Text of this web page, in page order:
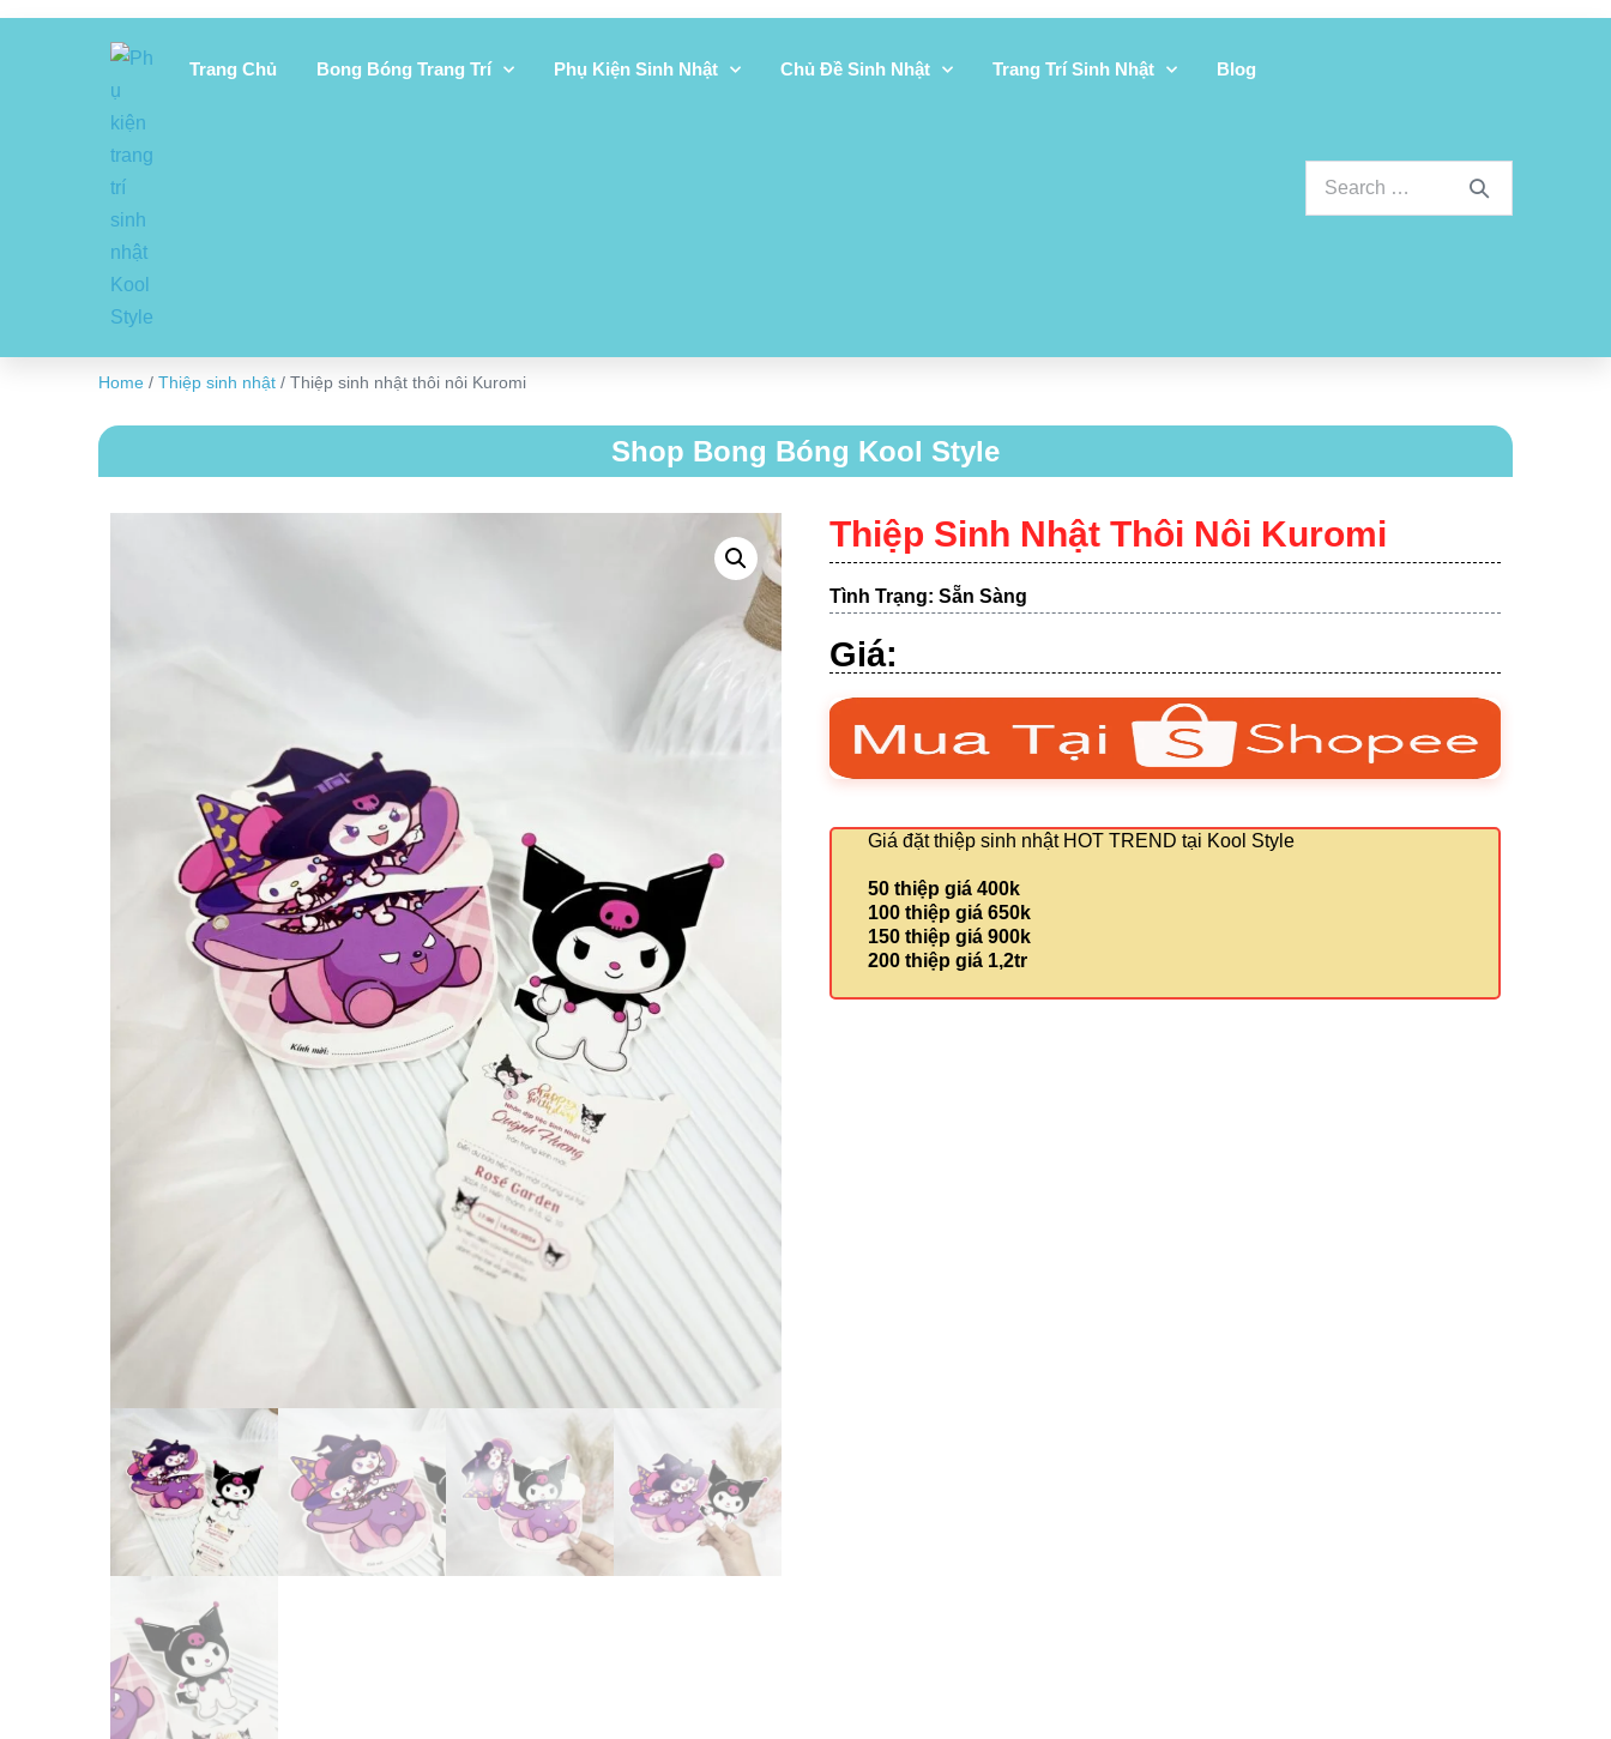
Trang Chủ Bong Bóng Trang Trí Phụ Kiện Sinh Nhật Chủ Đề Sinh Nhật Trang Trí Sinh Nhật Blog
Home / Thiệp sinh nhật / Thiệp sinh nhật thôi nôi Kuromi
Shop Bong Bóng Kool Style
Thiệp Sinh Nhật Thôi Nôi Kuromi
Tình Trạng: Sẵn Sàng
Giá:
Giá đặt thiệp sinh nhật HOT TREND tại Kool Style
50 thiệp giá 400k
100 thiệp giá 650k
150 thiệp giá 900k
200 thiệp giá 1,2tr